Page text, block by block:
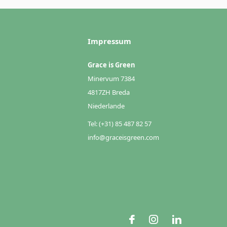
Impressum
Grace is Green
Minervum 7384
4817ZH Breda
Niederlande
Tel: (+31) 85 487 82 57
info@graceisgreen.com